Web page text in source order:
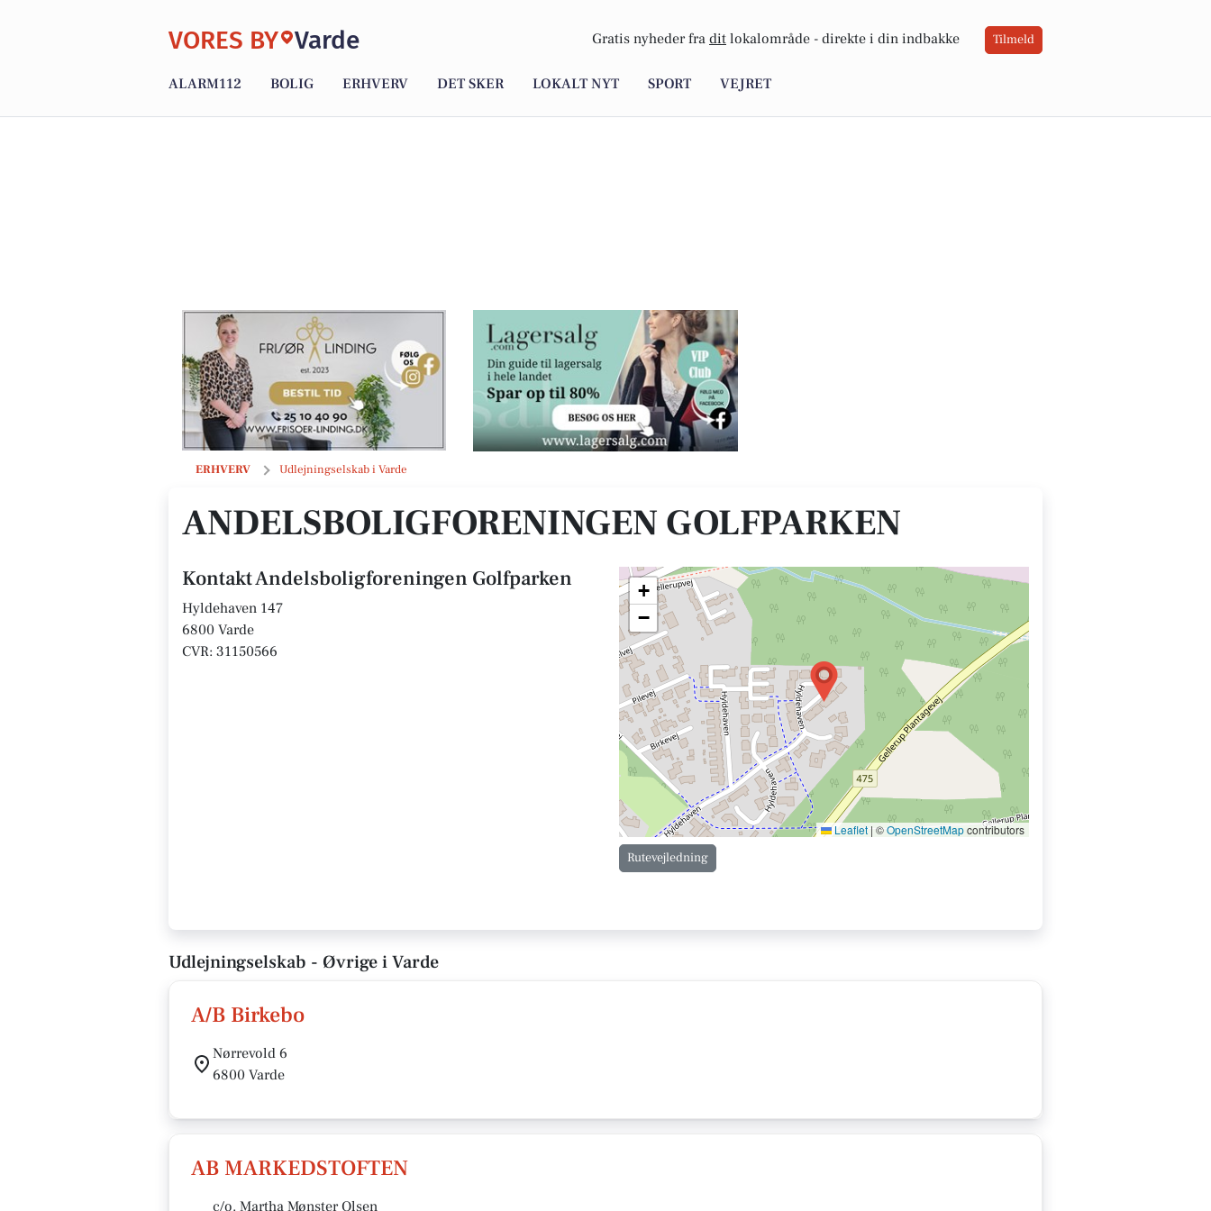
VORES BY Varde Gratis nyheder fra dit lokalområde - direkte i din indbakke Tilmeld
ALARM112 BOLIG ERHVERV DET SKER LOKALT NYT SPORT VEJRET
ERHVERV Udlejningselskab i Varde
Andelsboligforeningen Golfparken
ANDELSBOLIGFORENINGEN GOLFPARKEN
Kontakt Andelsboligforeningen Golfparken
Hyldehaven 147
6800 Varde
CVR: 31150566
+
−
Leaflet | ©OpenStreetMapcontributors
Rutevejledning
Udlejningselskab - Øvrige i Varde
A/B Birkebo
Nørrevold 6
6800 Varde
AB MARKEDSTOFTEN
c/o. Martha Mønster Olsen